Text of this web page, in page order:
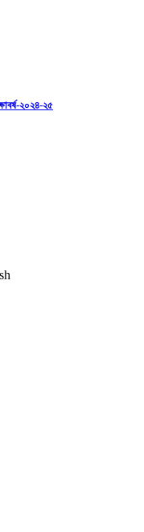
২০২৪-২৫